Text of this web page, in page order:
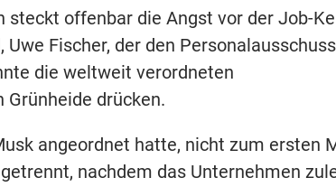
offenbar die Angst vor der Job-
Fischer, der den
die weltweit verordneten
Grünheide drücken.
angeordnet hatte, nicht zum ersten
nachdem das Unternehmen